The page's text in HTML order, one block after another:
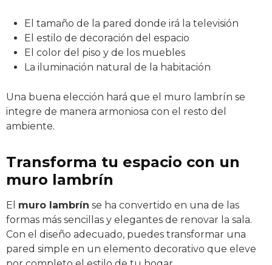
El tamaño de la pared donde irá la televisión
El estilo de decoración del espacio
El color del piso y de los muebles
La iluminación natural de la habitación
Una buena elección hará que el muro lambrín se
integre de manera armoniosa con el resto del
ambiente.
Transforma tu espacio con un
muro lambrín
El muro lambrín se ha convertido en una de las
formas más sencillas y elegantes de renovar la sala.
Con el diseño adecuado, puedes transformar una
pared simple en un elemento decorativo que eleve